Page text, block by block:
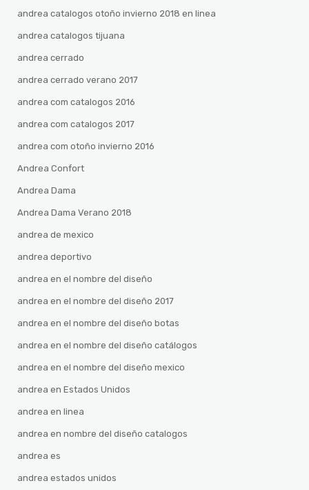
andrea catalogos otoño invierno 2018 en linea
andrea catalogos tijuana
andrea cerrado
andrea cerrado verano 2017
andrea com catalogos 2016
andrea com catalogos 2017
andrea com otoño invierno 2016
Andrea Confort
Andrea Dama
Andrea Dama Verano 2018
andrea de mexico
andrea deportivo
andrea en el nombre del diseño
andrea en el nombre del diseño 2017
andrea en el nombre del diseño botas
andrea en el nombre del diseño catálogos
andrea en el nombre del diseño mexico
andrea en Estados Unidos
andrea en linea
andrea en nombre del diseño catalogos
andrea es
andrea estados unidos